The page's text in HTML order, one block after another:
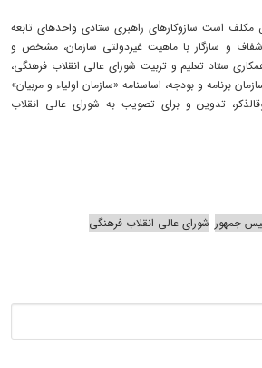
است سازوکارهای راهبری ستادی واحدهای تابعه
شفاف و سازگار با ماهیت غیردولتی سازمان، مشخص و
ستاد تعلیم و تربیت شورای عالی انقلاب فرهنگی،
برنامه و بودجه، اساسنامه «سازمان اولیاء و مربیان»
تدوین و برای تصویب به شورای عالی انقلاب
جمهور شورای عالی انقلاب فرهنگی